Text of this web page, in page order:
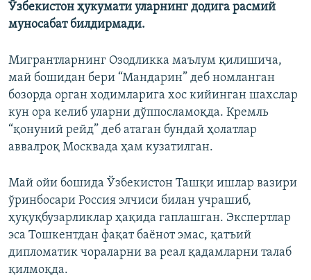
Ўзбекистон ҳукумати уларнинг додига расмий
муносабат билдирмади.
Мигрантларнинг Озодликка маълум қилишича,
май бошидан бери “Мандарин” деб номланган
бозорда орган ходимларига хос кийинган шахслар
кун ора келиб уларни дўппосламоқда. Кремль
“қонуний рейд” деб атаган бундай ҳолатлар
аввалроқ Москвада ҳам кузатилган.
Май ойи бошида Ўзбекистон Ташқи ишлар вазири
ўринбосари Россия элчиси билан учрашиб,
ҳуқуқбузарликлар ҳақида гаплашган. Экспертлар
эса Тошкентдан фақат баёнот эмас, қатъий
дипломатик чораларни ва реал қадамларни талаб
қилмоқда.